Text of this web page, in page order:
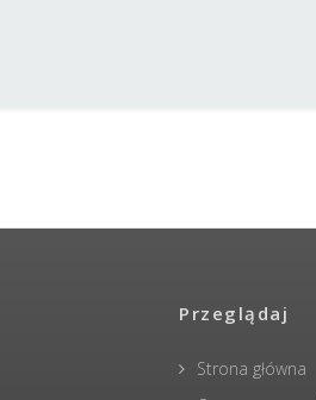
Przeglądaj
Strona główna